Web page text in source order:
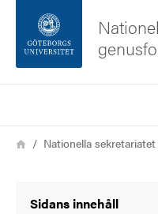
Sidfoten
Länkstig
HemNationella
Sidans innehåll